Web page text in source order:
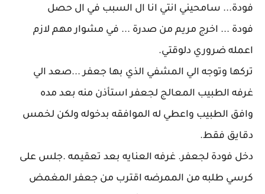
فودة... سامحيني انتي انا ال السبب في ال حصل
فودة ... اخرج مريم من صدرة ... في مشوار مهم لازم
اعمله ضروري دلوقتي.
تركها وتوجه الي المشفي الذي بها جعفر ...صعد الي
غرفه الطبيب المعالج لجعفر استأذن منه بعد مده
وافق الطبيب واعطي له الموافقه بدخوله ولكن لخمس
دقايق فقط.
دخل فودة لجعفر. غرفه العنايه بعد تعقيمه .جلس على
كرسي طلبه من الممرضه اقترب من جعفر المغمض